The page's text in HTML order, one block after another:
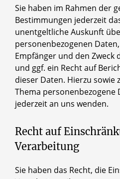
Sie haben im Rahmen der
Bestimmungen jederzeit
unentgeltliche Auskunft
personenbezogenen
Empfänger und den
und ggf. ein Recht auf
dieser Daten. Hierzu sowie
Thema personenbezogene
jederzeit an uns wenden.
Recht auf
Verarbeitung
Sie haben das Recht, die